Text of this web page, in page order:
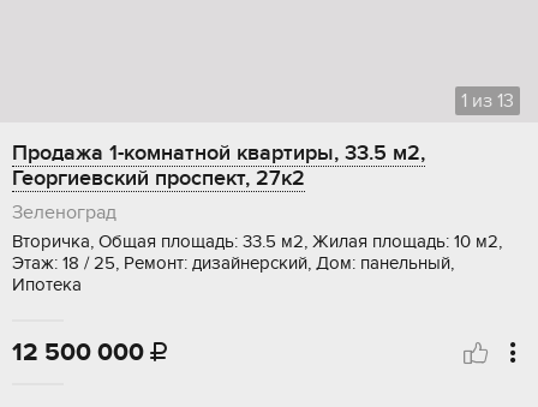
1 из 13
Продажа 1-комнатной квартиры, 33.5 м2,
Георгиевский проспект, 27к2
Зеленоград
Вторичка, Общая площадь: 33.5 м2, Жилая площадь: 10 м2,
Этаж: 18 / 25, Ремонт: дизайнерский, Дом: панельный,
Ипотека
12 500 000 